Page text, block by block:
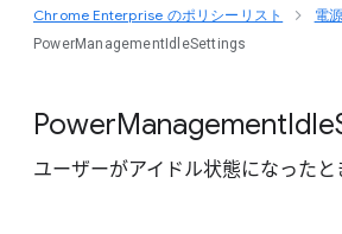
プラットフォーム共通
Chrome Enterprise のポリシーリスト 電
PowerManagementIdleSettings
PowerManagementIdle
ユーザーがアイドル状態になった